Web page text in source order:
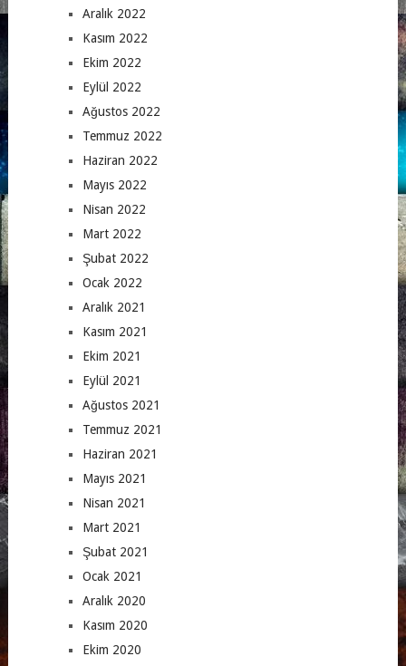
Aralık 2022
Kasım 2022
Ekim 2022
Eylül 2022
Ağustos 2022
Temmuz 2022
Haziran 2022
Mayıs 2022
Nisan 2022
Mart 2022
Şubat 2022
Ocak 2022
Aralık 2021
Kasım 2021
Ekim 2021
Eylül 2021
Ağustos 2021
Temmuz 2021
Haziran 2021
Mayıs 2021
Nisan 2021
Mart 2021
Şubat 2021
Ocak 2021
Aralık 2020
Kasım 2020
Ekim 2020